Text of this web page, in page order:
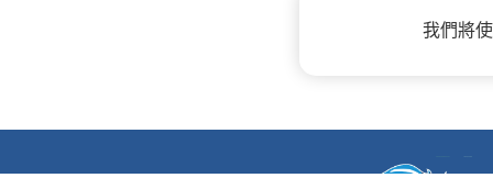
我們將